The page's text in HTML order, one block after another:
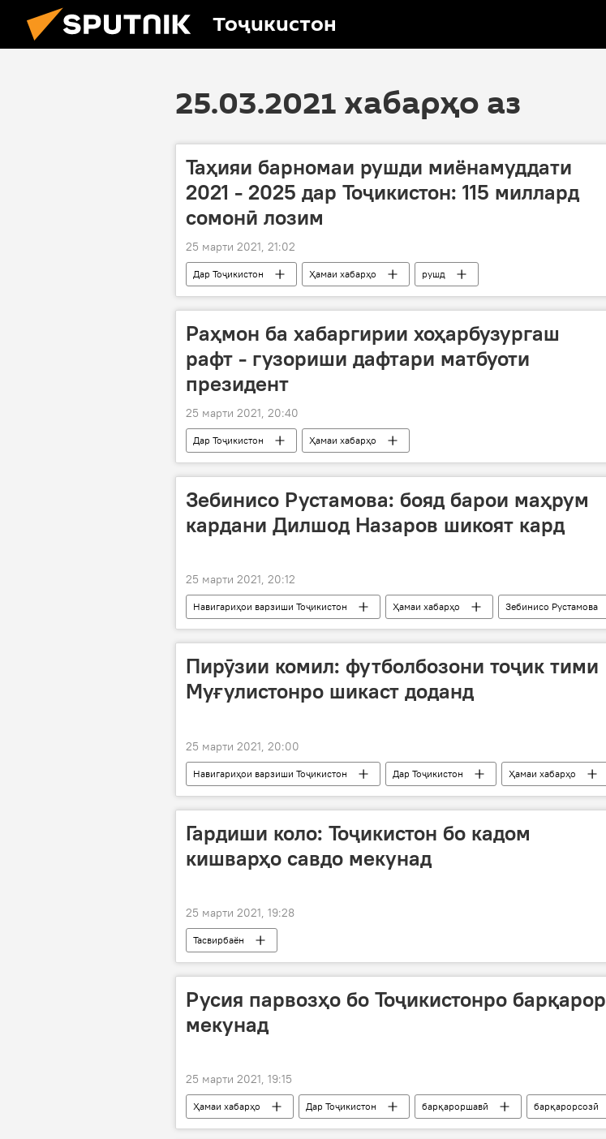
Тоҷикистон
25.03.2021 хабарҳо аз
Таҳияи барномаи рушди миёнамуддати
2021 - 2025 дар Тоҷикистон: 115 миллард
сомонӣ лозим
25 марти 2021, 21:02
Дар Тоҷикистон Ҳамаи хабарҳо рушд
Раҳмон ба хабаргирии хоҳарбузургаш
рафт - гузориши дафтари матбуоти
президент
25 марти 2021, 20:40
Дар Тоҷикистон Ҳамаи хабарҳо
Зебинисо Рустамова: бояд барои маҳрум
кардани Дилшод Назаров шикоят кард
25 марти 2021, 20:12
Навигариҳои варзиши Тоҷикистон Ҳамаи хабарҳо
Зебинисо Рустамова
Дилшод Назаров
шикоят Дар Тоҷикистон
Пирӯзии комил: футболбозони тоҷик тими
Муғулистонро шикаст доданд
25 марти 2021, 20:00
Навигариҳои варзиши Тоҷикистон Дар Тоҷикистон Ҳамаи хабарҳо
футбол
Гардиши коло: Тоҷикистон бо кадом
кишварҳо савдо мекунад
25 марти 2021, 19:28
Тасвирбаён
Русия парвозҳо бо Тоҷикистонро барқарор
мекунад
25 марти 2021, 19:15
Ҳамаи хабарҳо Дар Тоҷикистон барқароршавӣ барқарорсозӣ
Парвозҳои миёни Русия ва Тоҷикистон: хабарҳои охирин
Дар Русия